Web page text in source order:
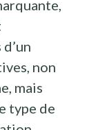
non
mais
type de